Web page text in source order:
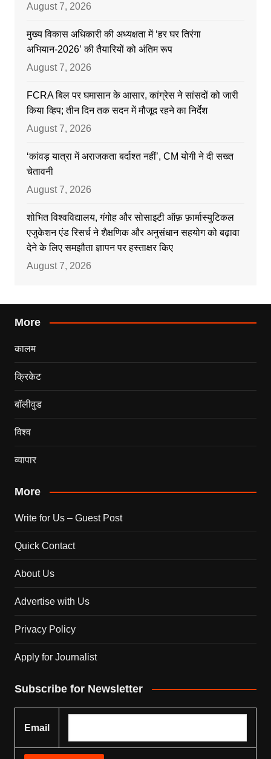
August 7, 2026
मुख्य विकास अधिकारी की अध्यक्षता में ‘हर घर तिरंगा
अभियान-2026’ की तैयारियों को अंतिम रूप
August 7, 2026
FCRA बिल पर घमासान के आसार, कांग्रेस ने सांसदों को जारी
किया व्हिप; तीन दिन तक सदन में मौजूद रहने का निर्देश
August 7, 2026
‘कांवड़ यात्रा में अराजकता बर्दाश्त नहीं’, CM योगी ने दी सख्त
चेतावनी
August 7, 2026
शोभित विश्वविद्यालय, गंगोह और सोसाइटी ऑफ़ फ़ार्मास्युटिकल
एजुकेशन एंड रिसर्च ने शैक्षणिक और अनुसंधान सहयोग को बढ़ावा
देने के लिए समझौता ज्ञापन पर हस्ताक्षर किए
August 7, 2026
More
कालम
क्रिकेट
बॉलीवुड
विश्व
व्यापार
More
Write for Us – Guest Post
Quick Contact
About Us
Advertise with Us
Privacy Policy
Apply for Journalist
Subscribe for Newsletter
Email